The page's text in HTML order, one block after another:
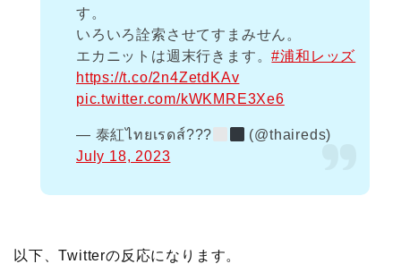
す。
いろいろ詮索させてすまみせん。
エカニットは週末行きます。#浦和レッズ
https://t.co/2n4ZetdKAv
pic.twitter.com/kWKMRE3Xe6
— 泰紅ไทยเรดส์​???
(@thaireds)
July 18, 2023
以下、Twitterの反応になります。